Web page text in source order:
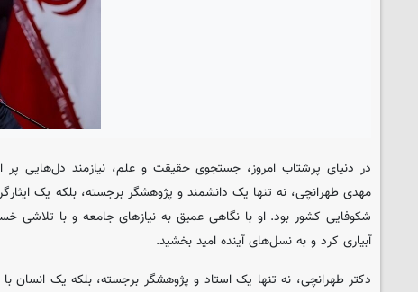
در دنیای پرشتاب امروز، جستجوی حقیقت و علم، نیازمند دل‌هایی
مهدی طهرانچی، نه تنها یک دانشمند و پژوهشگر برجسته، بلکه یک
شکوفایی کشور بود. او با نگاهی عمیق به نیازهای جامعه و با تلاشی
آبیاری کرد و به نسل‌های آینده امید بخشید.
دکتر طهرانچی، نه تنها یک استاد و پژوهشگر برجسته، بلکه یک انسان